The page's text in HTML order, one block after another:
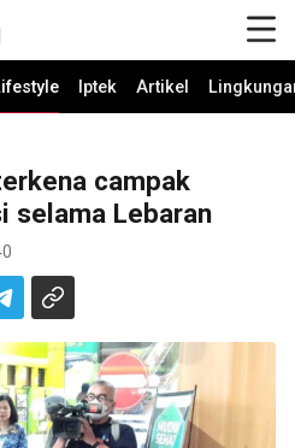
Iptek Artikel
campak
selama Lebaran